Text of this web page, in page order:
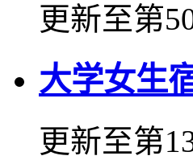
更新至第
大学女生
更新至第